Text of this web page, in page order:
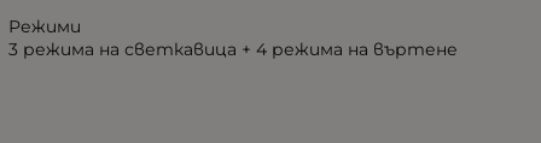
Режими
3 режима на светкавица + 4 режима на въртене